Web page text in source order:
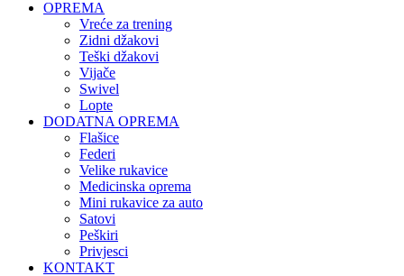
OPREMA
Vreće za trening
Zidni džakovi
Teški džakovi
Vijače
Swivel
Lopte
DODATNA OPREMA
Flašice
Federi
Velike rukavice
Medicinska oprema
Mini rukavice za auto
Satovi
Peškiri
Privjesci
KONTAKT